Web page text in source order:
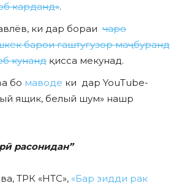
карданд».
ки дар бораи чаро
барои гаштугузор маҷбуранд
кунанд қисса мекунад.
бо маводе ки дар YouTube-
ящик, белый шум» нашр
расонидан”
ТРК «НТС», «Бар зидди рак